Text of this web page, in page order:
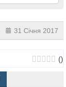
8 клас
31 Січня 2017
()